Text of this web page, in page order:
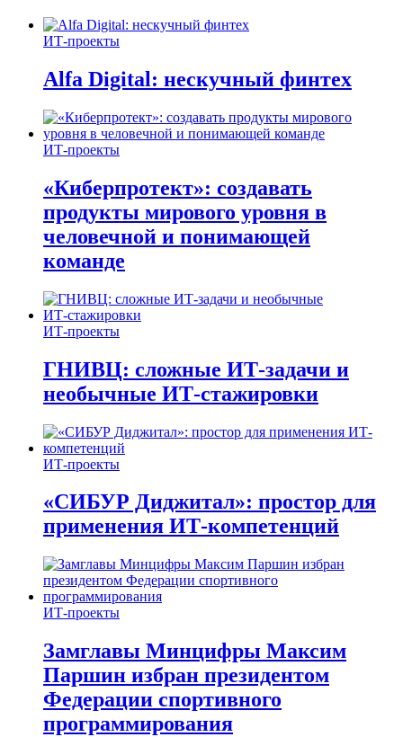
ИТ-проекты
Alfa Digital: нескучный финтех
ИТ-проекты
«Киберпротект»: создавать
продукты мирового уровня в
человечной и понимающей
команде
ИТ-проекты
ГНИВЦ: сложные ИТ‑задачи и
необычные ИТ‑стажировки
ИТ-проекты
«СИБУР Диджитал»: простор для
применения ИТ-компетенций
ИТ-проекты
Замглавы Минцифры Максим
Паршин избран президентом
Федерации спортивного
программирования